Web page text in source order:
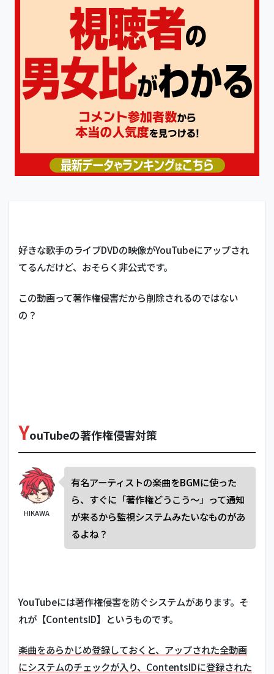
好きな歌手のライブDVDの映像がYouTubeにアップされ
てるんだけど、おそらく非公式です。
この動画って著作権侵害だから削除されるのではない
の？
YouTubeの著作権侵害対策
HIKAWA
有名アーティストの楽曲をBGMに使った
ら、すぐに「著作権どうこう～」って通知
が来るから監視システムみたいなものがあ
るよね？
YouTubeには著作権侵害を防ぐシステムがあります。そ
れが【ContentsID】というものです。
楽曲をあらかじめ登録しておくと、アップされた全動画
にシステムのチェックが入り、ContentsIDに登録された